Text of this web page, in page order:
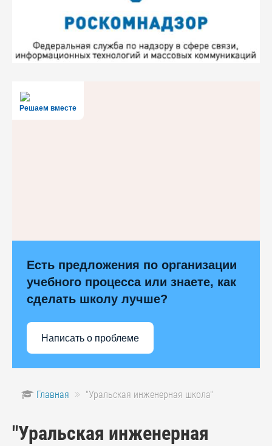
Решаем вместе
Есть предложения по организации
учебного процесса или знаете, как
сделать школу лучше?
Написать о проблеме
Главная "Уральская инженерная школа"
"Уральская инженерная